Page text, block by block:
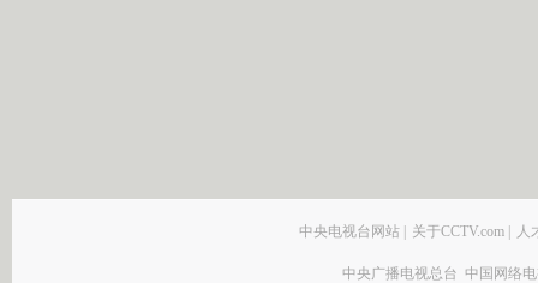
中央电视台网站 | 关于CCTV.com | 人
中央广播电视总台 中国网络